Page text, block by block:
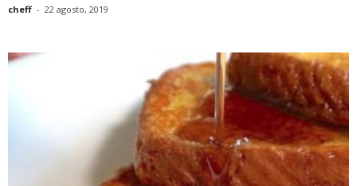
cheff - 22 agosto, 2019